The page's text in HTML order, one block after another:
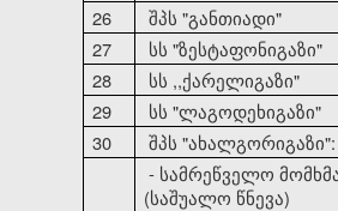
26
შპს "განთიადი"
27
სს "ზესტაფონიგაზი"
28
სს ,,ქარელიგაზი"
29
სს "ლაგოდეხიგაზი"
30
შპს "ახალგორიგაზი":
- სამრეწველო
(საშუალო წნევა)